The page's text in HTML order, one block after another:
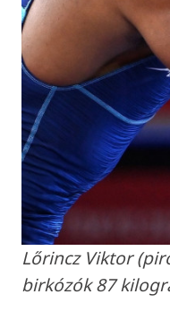
Lőrincz Viktor
birkózók 87